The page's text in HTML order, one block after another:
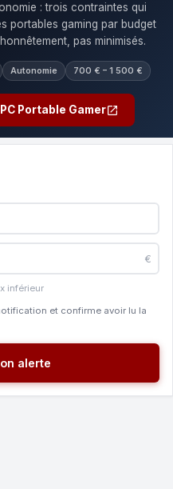
: trois contraintes qui
portables gaming par budget
pas minimisés.
Autonomie 700 € – 1 500 €
Portable Gamer
€
inférieur
et confirme avoir lu la
alerte